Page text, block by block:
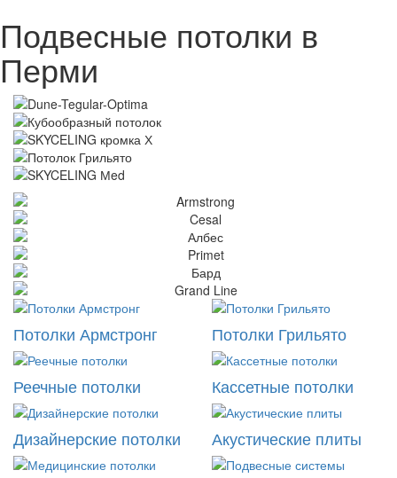
Подвесные потолки в
Перми
Потолки Армстронг Потолки Грильято
Реечные потолки Кассетные потолки
Дизайнерские потолки Акустические плиты